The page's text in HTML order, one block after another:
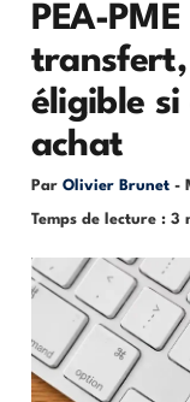
PEA-
transfert,
éligible si
achat
Par Olivier Brunet -
Temps de lecture : 3